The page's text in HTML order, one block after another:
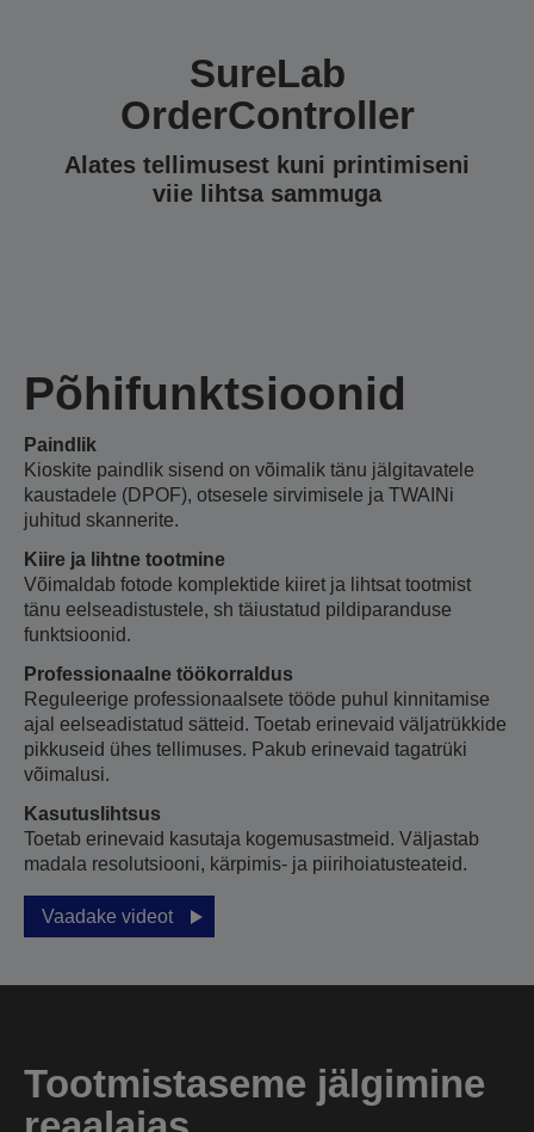
SureLab
OrderController
Alates tellimusest kuni printimiseni
viie lihtsa sammuga
Põhifunktsioonid
Paindlik
Kioskite paindlik sisend on võimalik tänu jälgitavatele
kaustadele (DPOF), otsesele sirvimisele ja TWAINi
juhitud skannerite.
Kiire ja lihtne tootmine
Võimaldab fotode komplektide kiiret ja lihtsat tootmist
tänu eelseadistustele, sh täiustatud pildiparanduse
funktsioonid.
Professionaalne töökorraldus
Reguleerige professionaalsete tööde puhul kinnitamise
ajal eelseadistatud sätteid. Toetab erinevaid väljatrükkide
pikkuseid ühes tellimuses. Pakub erinevaid tagatrüki
võimalusi.
Kasutuslihtsus
Toetab erinevaid kasutaja kogemusastmeid. Väljastab
madala resolutsiooni, kärpimis- ja piirihoiatusteateid.
Vaadake videot
Tootmistaseme jälgimine